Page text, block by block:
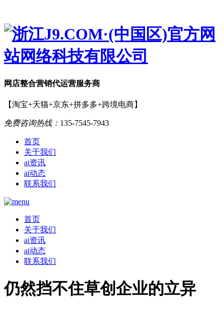
网店整合营销代运营服务商
【淘宝+天猫+京东+拼多多+跨境电商】
免费咨询热线： 135-7545-7943
首页
关于我们
ai资讯
ai动态
联系我们
首页
关于我们
ai资讯
ai动态
联系我们
仍然挡不住草创企业的立异